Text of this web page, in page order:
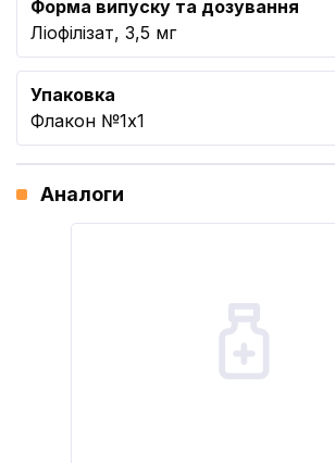
Форма випуску та дозування
Ліофілізат, 3,5 мг
Упаковка
Флакон №1x1
Аналоги